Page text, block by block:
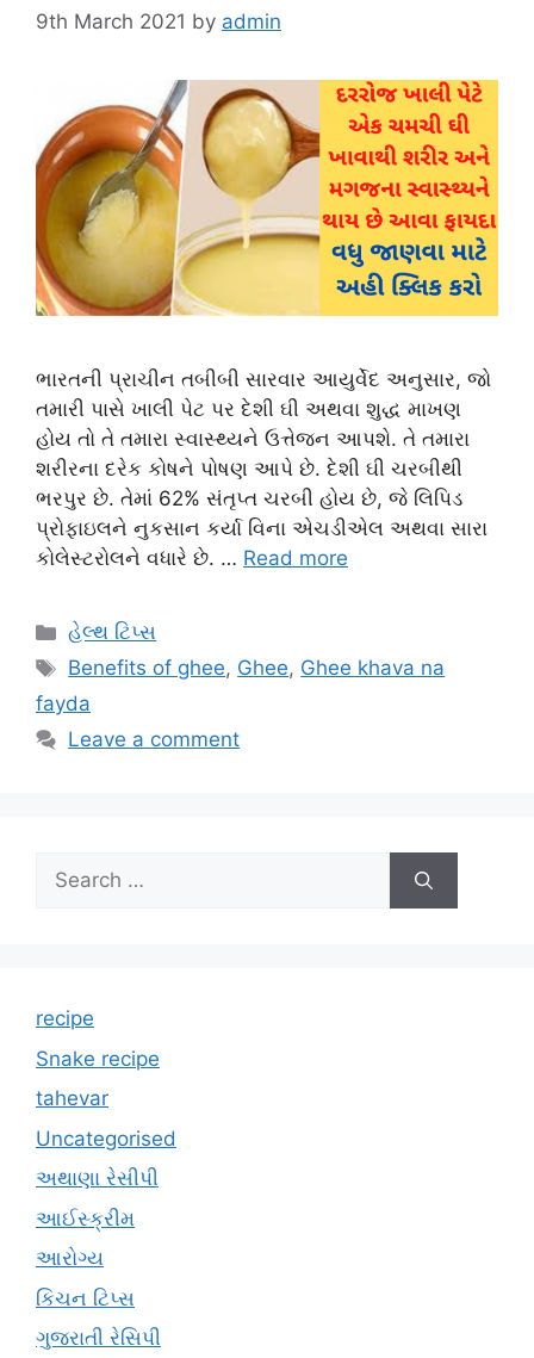
9th March 2021 by admin
ભારતની પ્રાચીન તબીબી સારવાર આયુર્વેદ અનુસાર, જો
તમારી પાસે ખાલી પેટ પર દેશી ઘી અથવા શુદ્ધ માખણ
હોય તો તે તમારા સ્વાસ્થ્યને ઉત્તેજન આપશે. તે તમારા
શરીરના દરેક કોષને પોષણ આપે છે. દેશી ઘી ચરબીથી
ભરપુર છે. તેમાં 62% સંતૃપ્ત ચરબી હોય છે, જે લિપિડ
પ્રોફાઇલને નુકસાન કર્યા વિના એચડીએલ અથવા સારા
કોલેસ્ટરોલને વધારે છે. … Read more
Categories
હેલ્થ ટિપ્સ
Tags
Benefits of ghee, Ghee, Ghee khava na
fayda
Leave a comment
Search
for:
recipe
Snake recipe
tahevar
Uncategorised
અથાણા રેસીપી
આઈસ્ક્રીમ
આરોગ્ય
કિચન ટિપ્સ
ગુજરાતી રેસિપી